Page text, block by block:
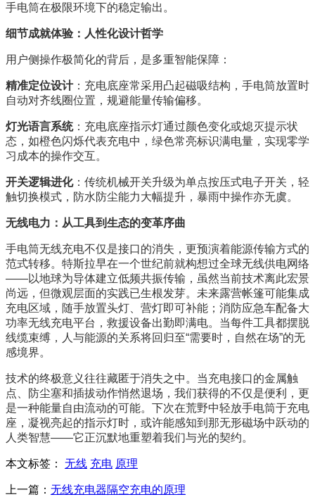
手电筒在极限环境下的稳定输出。
细节成就体验：人性化设计哲学
用户侧操作极简化的背后，是多重智能保障：
精准定位设计：充电底座常采用凸起磁吸结构，手电筒放置时
自动对齐线圈位置，规避能量传输偏移。
灯光语言系统：充电底座指示灯通过颜色变化或熄灭提示状
态，如橙色闪烁代表充电中，绿色常亮标识满电量，实现零学
习成本的操作交互。
开关逻辑进化：传统机械开关升级为单点按压式电子开关，轻
触切换模式，防水防尘能力大幅提升，暴雨中操作亦无虞。
无线电力：从工具到生态的变革序曲
手电筒无线充电不仅是接口的消失，更预演着能源传输方式的
范式转移。特斯拉早在一个世纪前就构想过全球无线供电网络
——以地球为导体建立低频共振传输，虽然当前技术离此宏景
尚远，但微观层面的实践已生根发芽。未来露营帐篷可能集成
充电区域，随手放置头灯、营灯即可补能；消防应急车配备大
功率无线充电平台，救援设备出勤即满电。当每件工具都摆脱
线缆束缚，人与能源的关系将回归至“需要时，自然在场”的无
感境界。
技术的终极意义往往藏匿于消失之中。当充电接口的金属触
点、防尘塞和插拔动作悄然退场，我们获得的不仅是便利，更
是一种能量自由流动的可能。下次在荒野中轻放手电筒于充电
座，凝视亮起的指示灯时，或许能感知到那无形磁场中跃动的
人类智慧——它正沉默地重塑着我们与光的契约。
本文标签： 无线 充电 原理
上一篇： 无线充电器隔空充电的原理